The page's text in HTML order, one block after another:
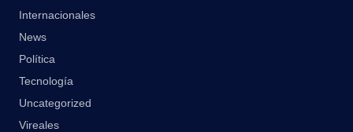
Internacionales
News
Política
Tecnología
Uncategorized
Vireales